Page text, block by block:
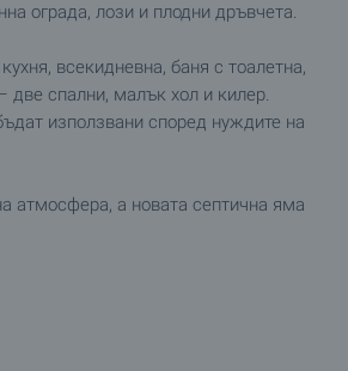
ограда, лози и плодни дръвчета.
всекидневна, баня с тоалетна,
спални, малък хол и килер.
използвани според нуждите на
атмосфера, а новата септична яма